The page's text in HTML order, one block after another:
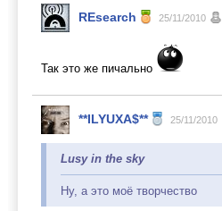
REsearch 25/11/2010
Так это же пичально
**ILYUXA$** 25/11/2010
Lusy in the sky
Ну, а это моё творчество